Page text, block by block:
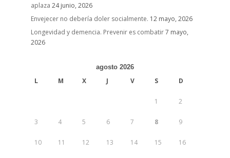
aplaza 24 junio, 2026
Envejecer no debería doler socialmente. 12 mayo, 2026
Longevidad y demencia. Prevenir es combatir7 mayo,
2026
agosto 2026
L M X J V S D
1 2
3 4 5 6 7 8 9
10 11 12 13 14 15 16